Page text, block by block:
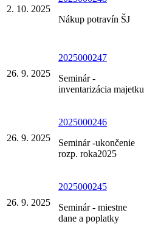
2. 10. 2025
Nákup potravín ŠJ
26. 9. 2025
2025000247
Seminár -
inventarizácia majetku
26. 9. 2025
2025000246
Seminár -ukončenie
rozp. roka2025
26. 9. 2025
2025000245
Seminár - miestne
dane a poplatky